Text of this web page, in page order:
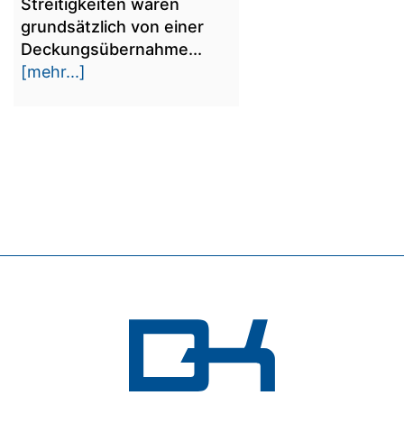
Streitigkeiten waren
grundsätzlich von einer
Deckungsübernahme...
[mehr...]